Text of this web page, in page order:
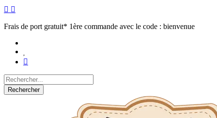
Frais de port gratuit* 1ère commande avec le code : bienvenue
Rechercher